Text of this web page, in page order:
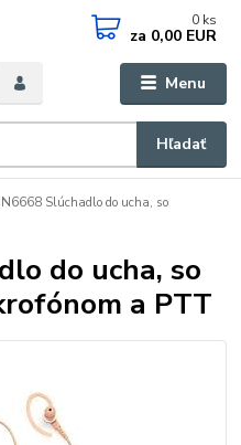
Menu
Hľadať
0 ks
za 0,00 EUR
Slúchadlo do ucha, so
do ucha, so
a PTT